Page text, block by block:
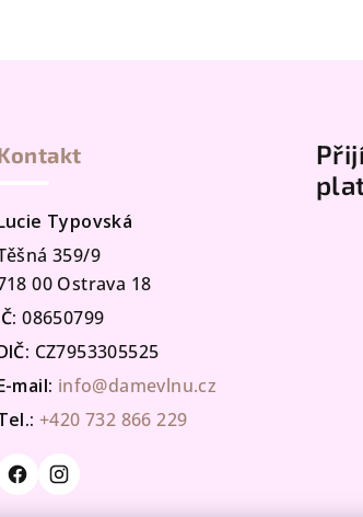
Typovská
359/9
00 Ostrava 18
08650799
CZ7953305525
mail: info@damevlnu.cz
+420 732 866 229